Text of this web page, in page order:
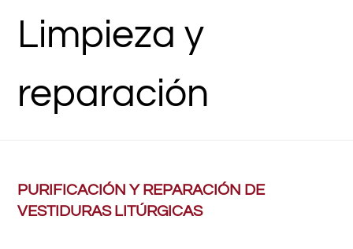
Limpieza y
reparación
PURIFICACIÓN Y REPARACIÓN DE
VESTIDURAS LITÚRGICAS